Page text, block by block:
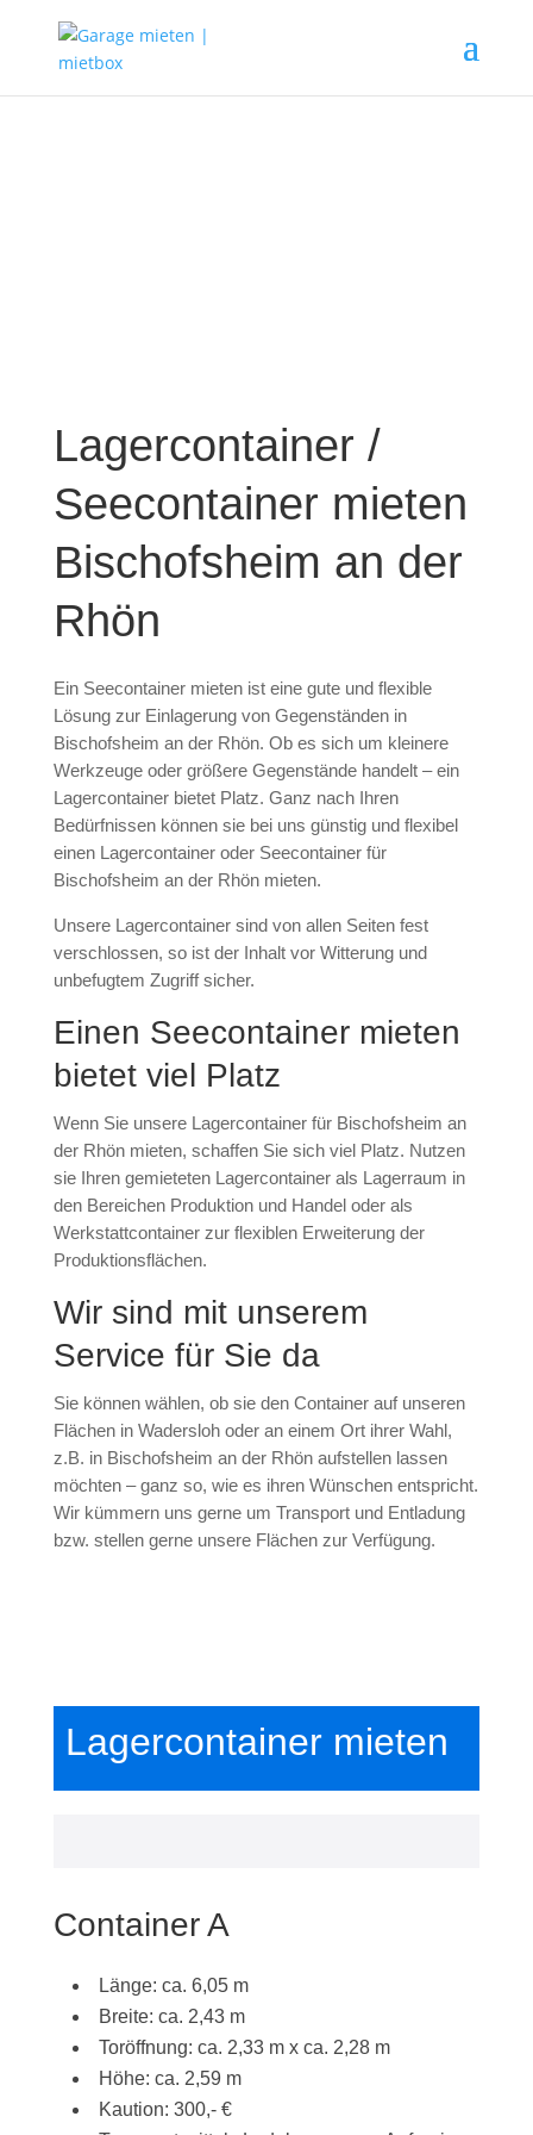
Lagercontainer /
Seecontainer mieten
Bischofsheim an der
Rhön
Ein Seecontainer mieten ist eine gute und flexible
Lösung zur Einlagerung von Gegenständen in
Bischofsheim an der Rhön. Ob es sich um kleinere
Werkzeuge oder größere Gegenstände handelt – ein
Lagercontainer bietet Platz. Ganz nach Ihren
Bedürfnissen können sie bei uns günstig und flexibel
einen Lagercontainer oder Seecontainer für
Bischofsheim an der Rhön mieten.
Unsere Lagercontainer sind von allen Seiten fest
verschlossen, so ist der Inhalt vor Witterung und
unbefugtem Zugriff sicher.
Einen Seecontainer mieten
bietet viel Platz
Wenn Sie unsere Lagercontainer für Bischofsheim an
der Rhön mieten, schaffen Sie sich viel Platz. Nutzen
sie Ihren gemieteten Lagercontainer als Lagerraum in
den Bereichen Produktion und Handel oder als
Werkstattcontainer zur flexiblen Erweiterung der
Produktionsflächen.
Wir sind mit unserem
Service für Sie da
Sie können wählen, ob sie den Container auf unseren
Flächen in Wadersloh oder an einem Ort ihrer Wahl,
z.B. in Bischofsheim an der Rhön aufstellen lassen
möchten – ganz so, wie es ihren Wünschen entspricht.
Wir kümmern uns gerne um Transport und Entladung
bzw. stellen gerne unsere Flächen zur Verfügung.
Lagercontainer mieten
Container A
Länge: ca. 6,05 m
Breite: ca. 2,43 m
Toröffnung: ca. 2,33 m x ca. 2,28 m
Höhe: ca. 2,59 m
Kaution: 300,- €